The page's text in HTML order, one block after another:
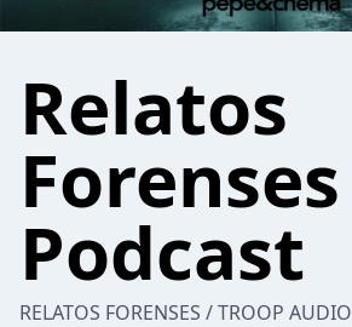
Relatos
Forenses
Podcast
RELATOS FORENSES / TROOP AUDIO